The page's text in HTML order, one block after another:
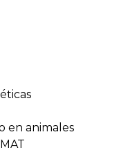
en animales